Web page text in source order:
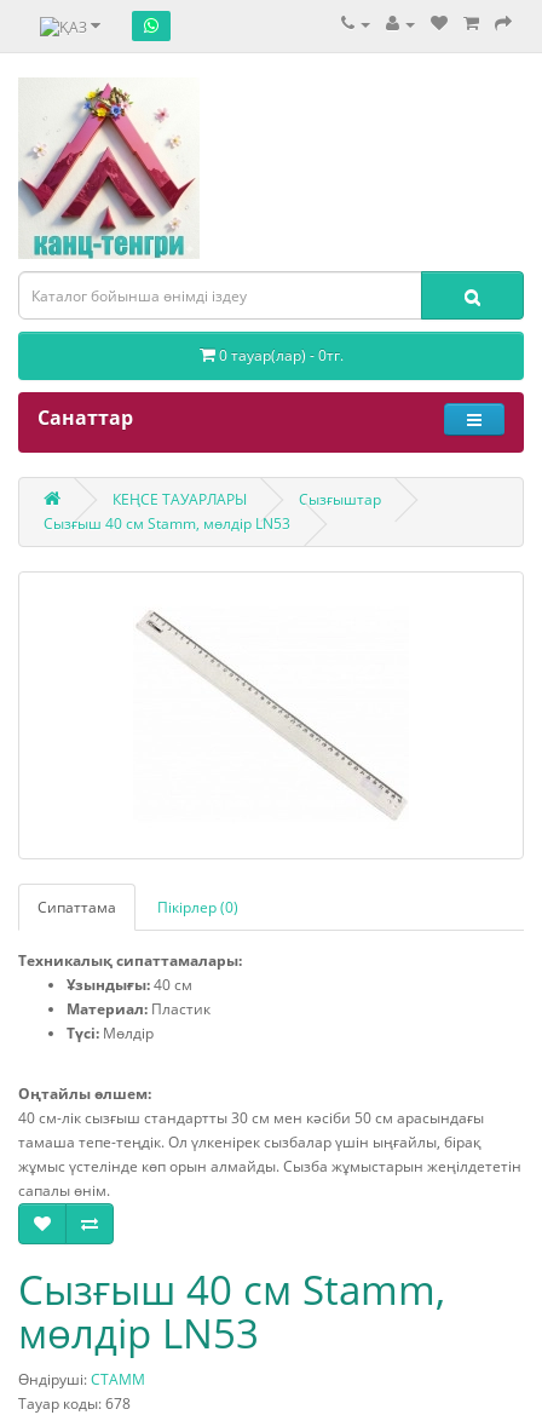
0 тауар(лар) - 0тг.
Санаттар
КЕҢСЕ ТАУАРЛАРЫ
Сызғыштар
Сызғыш 40 см Stamm, мөлдір LN53
Сипаттама Пікірлер (0)
Техникалық сипаттамалары:
Ұзындығы:40 см
Материал: Пластик
Түсі: Мөлдір
Оңтайлы өлшем:
40 см-лік сызғыш стандартты 30 см мен кәсіби 50 см арасындағы
тамаша тепе-теңдік. Ол үлкенірек сызбалар үшін ыңғайлы, бірақ
жұмыс үстелінде көп орын алмайды. Сызба жұмыстарын жеңілдететін
сапалы өнім.
Сызғыш 40 см Stamm,
мөлдір LN53
Өндіруші:СТАММ
Тауар коды: 678